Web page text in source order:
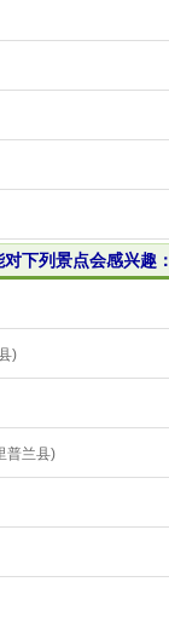
下列景点会感兴趣：
)
普兰县)